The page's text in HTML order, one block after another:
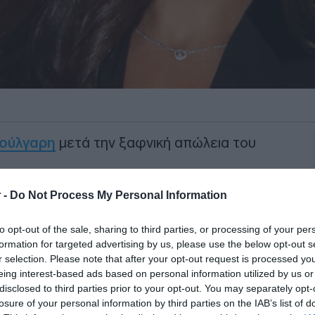
- Do Not Process My Personal Information
opt-out of the sale, sharing to third parties, or processing of your
for targeted advertising by us, please use the below opt-out
selection. Please note that after your opt-out request is processed
interest-based ads based on personal information utilized by us
to third parties prior to your opt-out. You may separately
of your personal information by third parties on the IAB’s list of
μετά την ξαφνική απώλεια του
media, η δημοσιογράφος, η οποία
αγάπη της για την ιππασία και τα
αποκάλυψε, το αγαπημένο της άλογο
ώρες, με την ίδια να δυσκολεύεται να